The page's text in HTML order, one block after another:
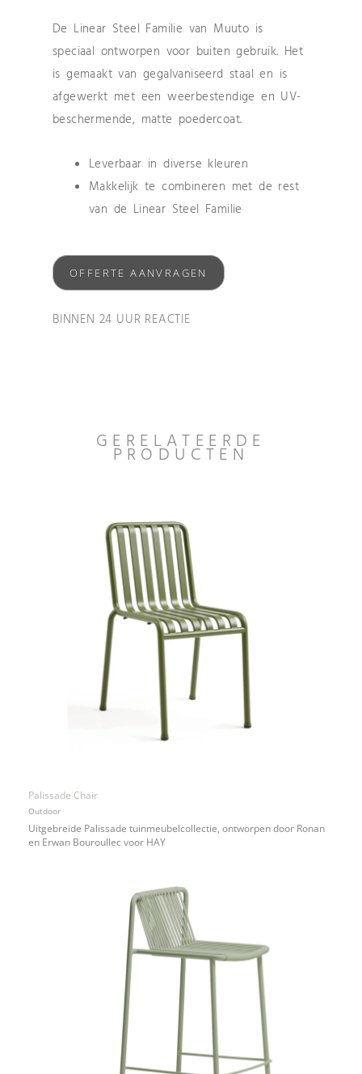
De Linear Steel Familie van Muuto is
speciaal ontworpen voor buiten gebruik. Het
is gemaakt van gegalvaniseerd staal en is
afgewerkt met een weerbestendige en UV-
beschermende, matte poedercoat.
Leverbaar in diverse kleuren
Makkelijk te combineren met de rest
van de Linear Steel Familie
OFFERTE AANVRAGEN
BINNEN 24 UUR REACTIE
GERELATEERDE
PRODUCTEN
Palissade Chair
Outdoor
Uitgebreide Palissade tuinmeubelcollectie, ontworpen door Ronan
en Erwan Bouroullec voor HAY